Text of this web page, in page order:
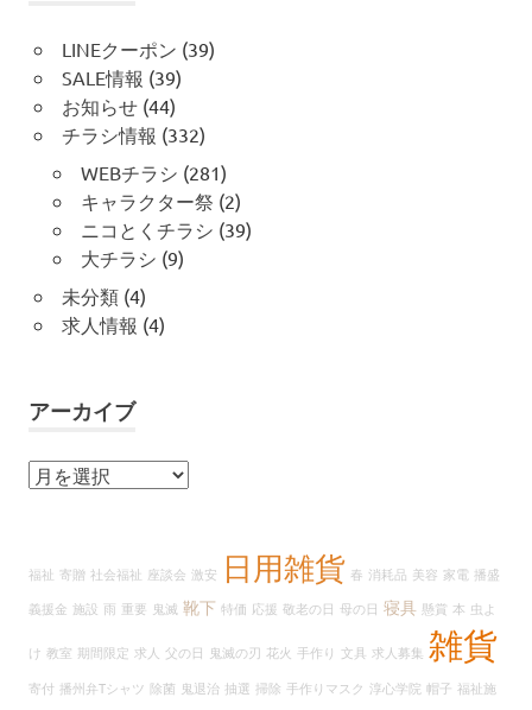
LINEクーポン (39)
SALE情報 (39)
お知らせ(44)
チラシ情報 (332)
WEBチラシ (281)
キャラクター祭 (2)
ニコとくチラシ (39)
大チラシ (9)
未分類(4)
求人情報 (4)
アーカイブ
ア
ブ
福祉 寄贈 社会福祉 座談会 激安 日用雑貨 春 消耗品 美容 家電 播盛
義援金 施設 雨 重要 鬼滅 靴下 特価 応援 敬老の日 母の日 寝具 懸賞 本 虫よ
け 教室 期間限定 求人 父の日 鬼滅の刃 花火 手作り 文具 求人募集 雑貨
寄付 播州弁Tシャツ 除菌 鬼退治 抽選 掃除 手作りマスク 淳心学院 帽子 福祉施